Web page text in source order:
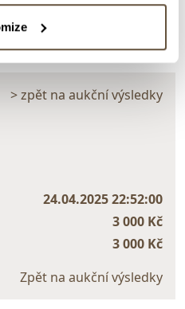
o autorovi
> zpět na aukční výsledky
24.04.2025 22:52:00
3 000 Kč
3 000 Kč
Zpět na aukční výsledky